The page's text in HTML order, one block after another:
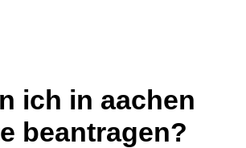
ich in aachen
beantragen?